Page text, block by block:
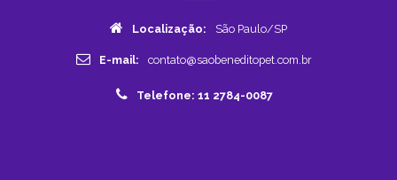
Localização: São Paulo/SP
E-mail: contato@saobeneditopet.com.br
Telefone: 11 2784-0087